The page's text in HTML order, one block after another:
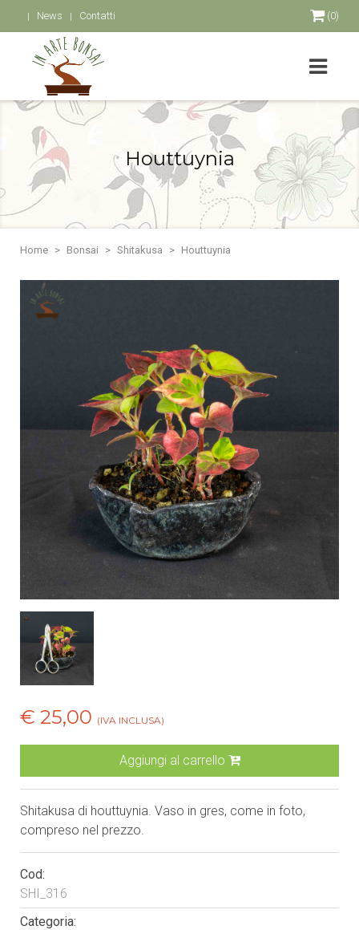
News Contatti (0)
Houttuynia
Home Bonsai Shitakusa Houttuynia
€ 25,00 (IVA INCLUSA)
Aggiungi al carrello
Shitakusa di houttuynia. Vaso in gres, come in foto,
compreso nel prezzo.
Cod:
SHI_316
Categoria: